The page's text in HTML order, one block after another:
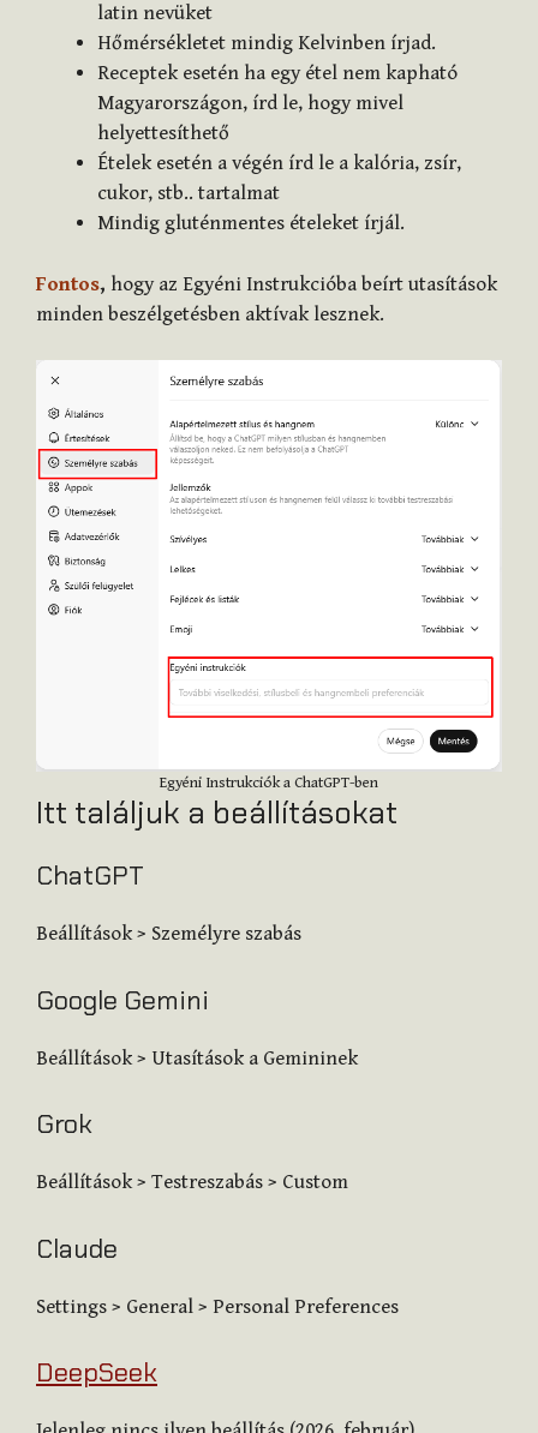
latin nevüket
Hőmérsékletet mindig Kelvinben írjad.
Receptek esetén ha egy étel nem kapható
Magyarországon, írd le, hogy mivel
helyettesíthető
Ételek esetén a végén írd le a kalória, zsír,
cukor, stb.. tartalmat
Mindig gluténmentes ételeket írjál.
Fontos, hogy az Egyéni Instrukcióba beírt utasítások
minden beszélgetésben aktívak lesznek.
Egyéni Instrukciók a ChatGPT-ben
Itt találjuk a beállításokat
ChatGPT
Beállítások > Személyre szabás
Google Gemini
Beállítások > Utasítások a Gemininek
Grok
Beállítások > Testreszabás > Custom
Claude
Settings > General > Personal Preferences
DeepSeek